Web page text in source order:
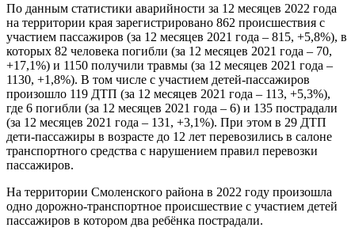
По данным статистики аварийности за 12 месяцев 2022 года
на территории края зарегистрировано 862 происшествия с
участием пассажиров (за 12 месяцев 2021 года – 815, +5,8%), в
которых 82 человека погибли (за 12 месяцев 2021 года – 70,
+17,1%) и 1150 получили травмы (за 12 месяцев 2021 года –
1130, +1,8%). В том числе с участием детей-пассажиров
произошло 119 ДТП (за 12 месяцев 2021 года – 113, +5,3%),
где 6 погибли (за 12 месяцев 2021 года – 6) и 135 пострадали
(за 12 месяцев 2021 года – 131, +3,1%). При этом в 29 ДТП
дети-пассажиры в возрасте до 12 лет перевозились в салоне
транспортного средства с нарушением правил перевозки
пассажиров.
На территории Смоленского района в 2022 году произошла
одно дорожно-транспортное происшествие с участием детей
пассажиров в котором два ребёнка пострадали.